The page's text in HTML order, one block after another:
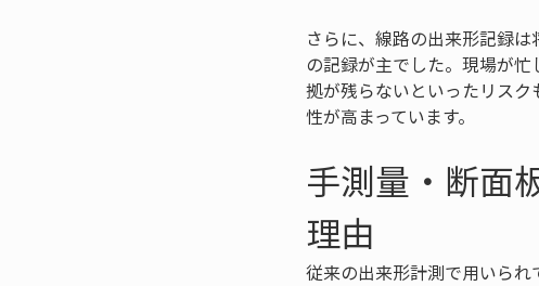
さらに、線路の出来形記録
の記録が主でした。現場が
拠が残らないといったリスク
性が高まっています。
手測量・断面
理由
従来の出来形計測で用いられ